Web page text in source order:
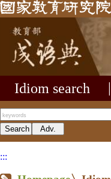
Idiom search
:::